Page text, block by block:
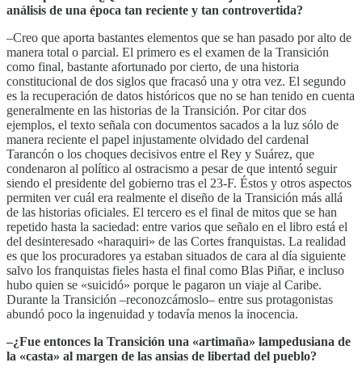
análisis de una época tan reciente y tan controvertida?
–Creo que aporta bastantes elementos que se han pasado por alto de
manera total o parcial. El primero es el examen de la Transición
como final, bastante afortunado por cierto, de una historia
constitucional de dos siglos que fracasó una y otra vez. El segundo
es la recuperación de datos históricos que no se han tenido en cuenta
generalmente en las historias de la Transición. Por citar dos
ejemplos, el texto señala con documentos sacados a la luz sólo de
manera reciente el papel injustamente olvidado del cardenal
Tarancón o los choques decisivos entre el Rey y Suárez, que
condenaron al político al ostracismo a pesar de que intentó seguir
siendo el presidente del gobierno tras el 23-F. Éstos y otros aspectos
permiten ver cuál era realmente el diseño de la Transición más allá
de las historias oficiales. El tercero es el final de mitos que se han
repetido hasta la saciedad: entre varios que señalo en el libro está el
del desinteresado «haraquiri» de las Cortes franquistas. La realidad
es que los procuradores ya estaban situados de cara al día siguiente
salvo los franquistas fieles hasta el final como Blas Piñar, e incluso
hubo quien se «suicidó» porque le pagaron un viaje al Caribe.
Durante la Transición –reconozcámoslo– entre sus protagonistas
abundó poco la ingenuidad y todavía menos la inocencia.
–¿Fue entonces la Transición una «artimaña» lampedusiana de
la «casta» al margen de las ansias de libertad del pueblo?